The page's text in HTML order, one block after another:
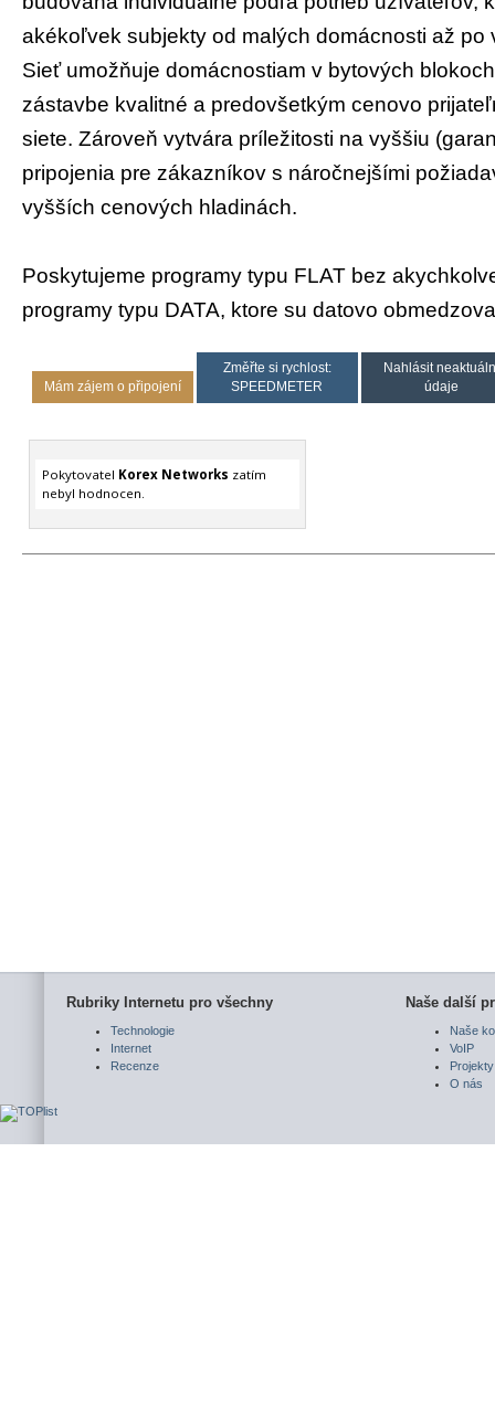
akékoľvek subjekty od malých domácnosti až po
Sieť umožňuje domácnostiam v bytových
zástavbe kvalitné a predovšetkým cenovo
siete. Zároveň vytvára príležitosti na vyššiu
pripojenia pre zákazníkov s náročnejšími
vyšších cenových hladinách.
Poskytujeme programy typu FLAT bez
programy typu DATA, ktore su datovo
Mám zájem o připojení
Změřte si rychlost:
SPEEDMETER
Nahlásit
údaje
Pokytovatel Korex Networks zatím
nebyl hodnocen.
Rubriky Internetu pro všechny
Technologie
Internet
Recenze
Naše další
Naše
VoIP
Projekty
O nás